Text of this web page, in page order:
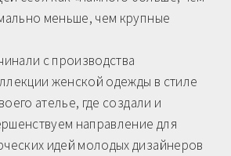
меньше, чем крупные
с производства
женской одежды в стиле
ателье, где создали и
направление для
идей молодых дизайнеров